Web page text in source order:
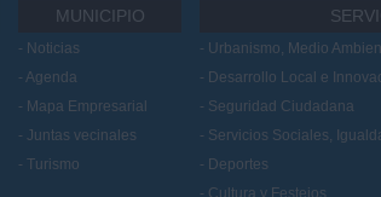
MUNICIPIO
Noticias
Agenda
Mapa Empresarial
Juntas vecinales
Turismo
Urbanismo, Medio
Desarrollo Local e
Seguridad Ciudadana
Servicios Sociales,
Deportes
Cultura y Festejos